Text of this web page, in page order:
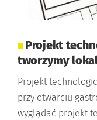
Projekt
tworzymy
Projekt
przy otwarciu
wyglądać projekt